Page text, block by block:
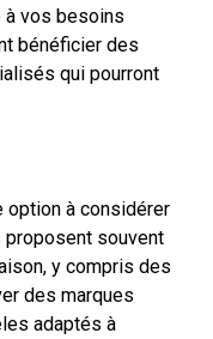
vos besoins
bénéficier des
qui pourront
option à considérer
proposent souvent
y compris des
des marques
adaptés à